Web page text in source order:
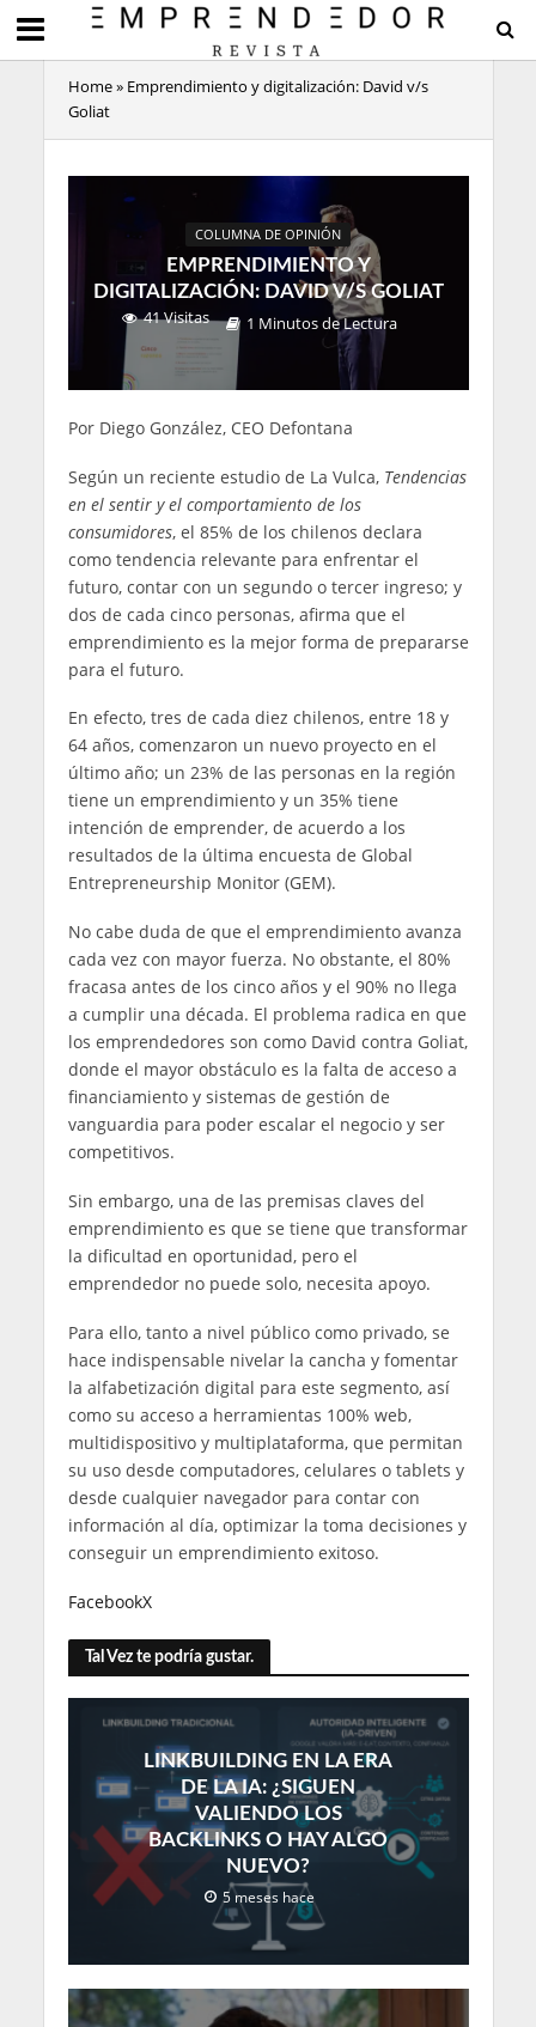
Home» Emprendimiento y digitalización: David v/s
Goliat
COLUMNA DE OPINIÓN
EMPRENDIMIENTO Y
DIGITALIZACIÓN: DAVID V/S GOLIAT
41 Visitas
1 Minutos de Lectura
Por Diego González, CEO Defontana
Según un reciente estudio de La Vulca, Tendencias
en el sentir y el comportamiento de los
consumidores, el 85% de los chilenos declara
como tendencia relevante para enfrentar el
futuro, contar con un segundo o tercer ingreso; y
dos de cada cinco personas, afirma que el
emprendimiento es la mejor forma de prepararse
para el futuro.
En efecto, tres de cada diez chilenos, entre 18 y
64 años, comenzaron un nuevo proyecto en el
último año; un 23% de las personas en la región
tiene un emprendimiento y un 35% tiene
intención de emprender, de acuerdo a los
resultados de la última encuesta de Global
Entrepreneurship Monitor (GEM).
No cabe duda de que el emprendimiento avanza
cada vez con mayor fuerza. No obstante, el 80%
fracasa antes de los cinco años y el 90% no llega
a cumplir una década. El problema radica en que
los emprendedores son como David contra Goliat,
donde el mayor obstáculo es la falta de acceso a
financiamiento y sistemas de gestión de
vanguardia para poder escalar el negocio y ser
competitivos.
Sin embargo, una de las premisas claves del
emprendimiento es que se tiene que transformar
la dificultad en oportunidad, pero el
emprendedor no puede solo, necesita apoyo.
Para ello, tanto a nivel público como privado, se
hace indispensable nivelar la cancha y fomentar
la alfabetización digital para este segmento, así
como su acceso a herramientas 100% web,
multidispositivo y multiplataforma, que permitan
su uso desde computadores, celulares o tablets y
desde cualquier navegador para contar con
información al día, optimizar la toma decisiones y
conseguir un emprendimiento exitoso.
FacebookX
Tal Vez te podría gustar.
LINKBUILDING EN LA ERA
DE LA IA: ¿SIGUEN
VALIENDO LOS
BACKLINKS O HAY ALGO
NUEVO?
5 meses hace